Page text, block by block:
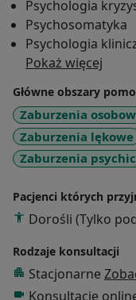
Hipnoterapii oraz:
- Całościowe
Behawioralnej w
- Studium Pomocy
Kryzysowej w
- Szkolenie z
Rozwiązaniach na
zaawansowanym w
Pracuję z osobami
terapeutyczna
wspólnie
funkcjonowania
Psychologia
Psychosomatyka
Psychologia
Pokaż więcej
Główne obszary
Zaburzenia
Zaburzenia lękowe
Zaburzenia
Pacjenci których
Dorośli (Tylko
Rodzaje konsultacji
Stacjonarne
Konsultacje